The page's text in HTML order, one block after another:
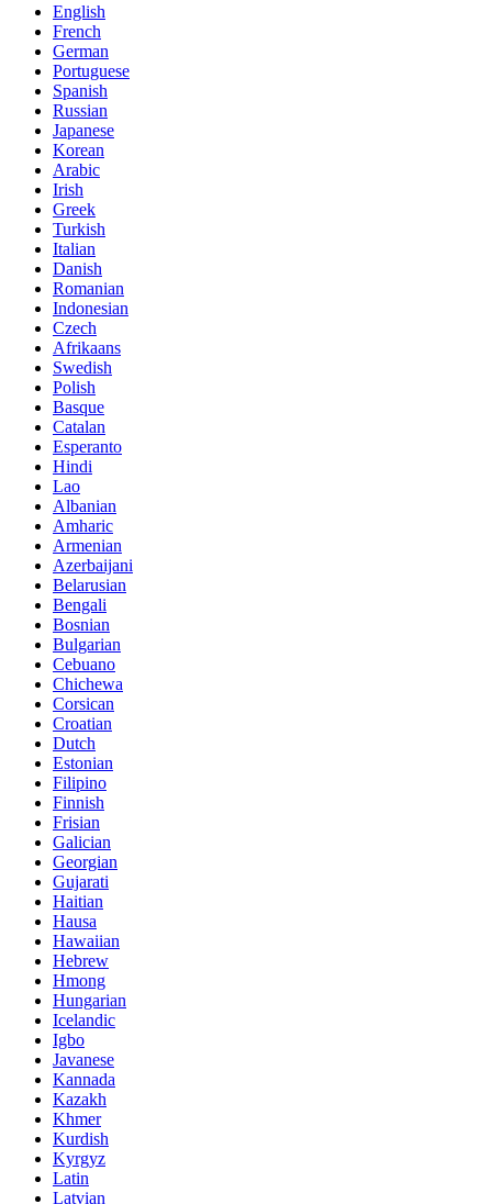
English
French
German
Portuguese
Spanish
Russian
Japanese
Korean
Arabic
Irish
Greek
Turkish
Italian
Danish
Romanian
Indonesian
Czech
Afrikaans
Swedish
Polish
Basque
Catalan
Esperanto
Hindi
Lao
Albanian
Amharic
Armenian
Azerbaijani
Belarusian
Bengali
Bosnian
Bulgarian
Cebuano
Chichewa
Corsican
Croatian
Dutch
Estonian
Filipino
Finnish
Frisian
Galician
Georgian
Gujarati
Haitian
Hausa
Hawaiian
Hebrew
Hmong
Hungarian
Icelandic
Igbo
Javanese
Kannada
Kazakh
Khmer
Kurdish
Kyrgyz
Latin
Latvian